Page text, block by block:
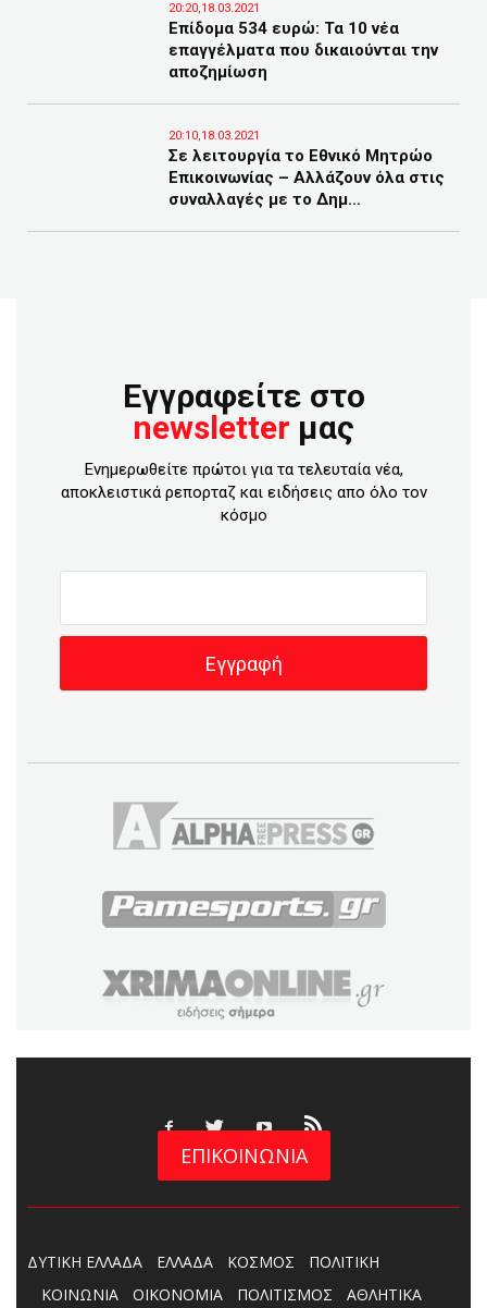
20:20,18.03.2021
Επίδομα 534 ευρώ: Τα 10 νέα
επαγγέλματα που δικαιούνται την
αποζημίωση
20:10,18.03.2021
Σε λειτουργία το Εθνικό Μητρώο
Επικοινωνίας – Αλλάζουν όλα στις
συναλλαγές με το Δημ...
Εγγραφείτε στο
newsletter μας
Ενημερωθείτε πρώτοι για τα τελευταία νέα,
αποκλειστικά ρεπορταζ και ειδήσεις απο όλο τον
κόσμο
ΕΠΙΚΟΙΝΩΝΙΑ
ΔΥΤΙΚΗ ΕΛΛΑΔΑ ΕΛΛΑΔΑ ΚΟΣΜΟΣ
ΠΟΛΙΤΙΚΗ
ΚΟΙΝΩΝΙΑ
ΟΙΚΟΝΟΜΙΑ ΠΟΛΙΤΙΣΜΟΣ ΑΘΛΗΤΙΚΑ